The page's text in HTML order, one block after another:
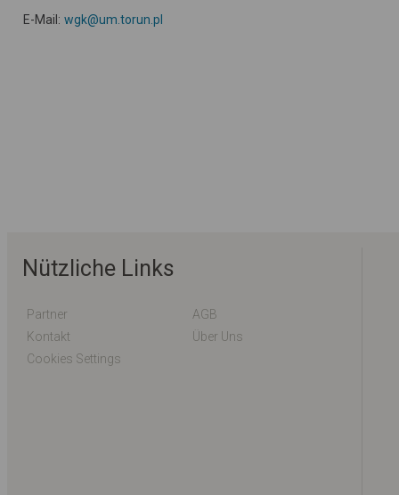
E-Mail: wgk@um.torun.pl
Nützliche Links
Partner
AGB
Kontakt
Über Uns
Cookies Settings